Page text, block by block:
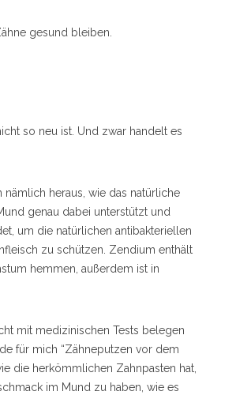
gesund bleiben.
so neu ist. Und zwar handelt es
nämlich heraus, wie das natürliche
genau dabei unterstützt und
um die natürlichen antibakteriellen
zu schützen. Zendium enthält
hemmen, außerdem ist in
mit medizinischen Tests belegen
für mich “Zähneputzen vor dem
die herkömmlichen Zahnpasten hat,
im Mund zu haben, wie es